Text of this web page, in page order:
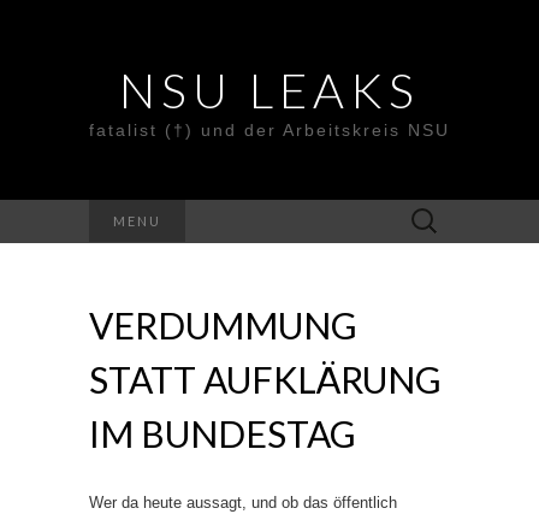
NSU LEAKS
fatalist (†) und der Arbeitskreis NSU
MENU
Suche
nach:
VERDUMMUNG
STATT AUFKLÄRUNG
IM BUNDESTAG
Wer da heute aussagt, und ob das öffentlich